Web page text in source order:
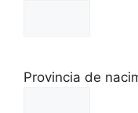
Provincia de